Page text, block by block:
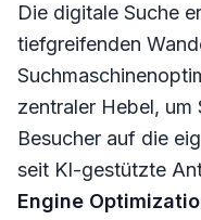
Die digitale Suche
tiefgreifenden
zentraler Hebel,
Besucher auf die
seit KI-gestützte
Engine